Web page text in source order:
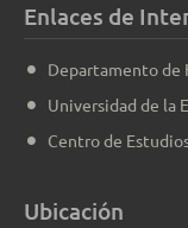
Enlaces de
Departamento de
Universidad de la
Centro de
Ubicación